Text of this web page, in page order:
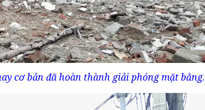
cơ bản đã hoàn thành giải phóng mặt bằng.